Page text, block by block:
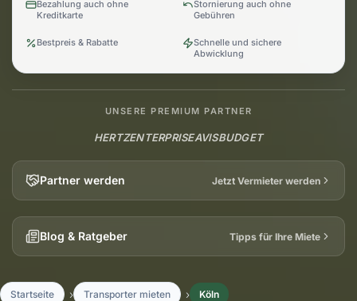
Bezahlung auch ohne
Kreditkarte
Stornierung auch ohne
Gebühren
Bestpreis & Rabatte
Schnelle und sichere
Abwicklung
UNSERE PREMIUM PARTNER
HERTZENTERPRISEAVISBUDGET
Partner werden Jetzt Vermieter werden
Blog & Ratgeber Tipps für Ihre Miete
Startseite Transporter mieten Köln